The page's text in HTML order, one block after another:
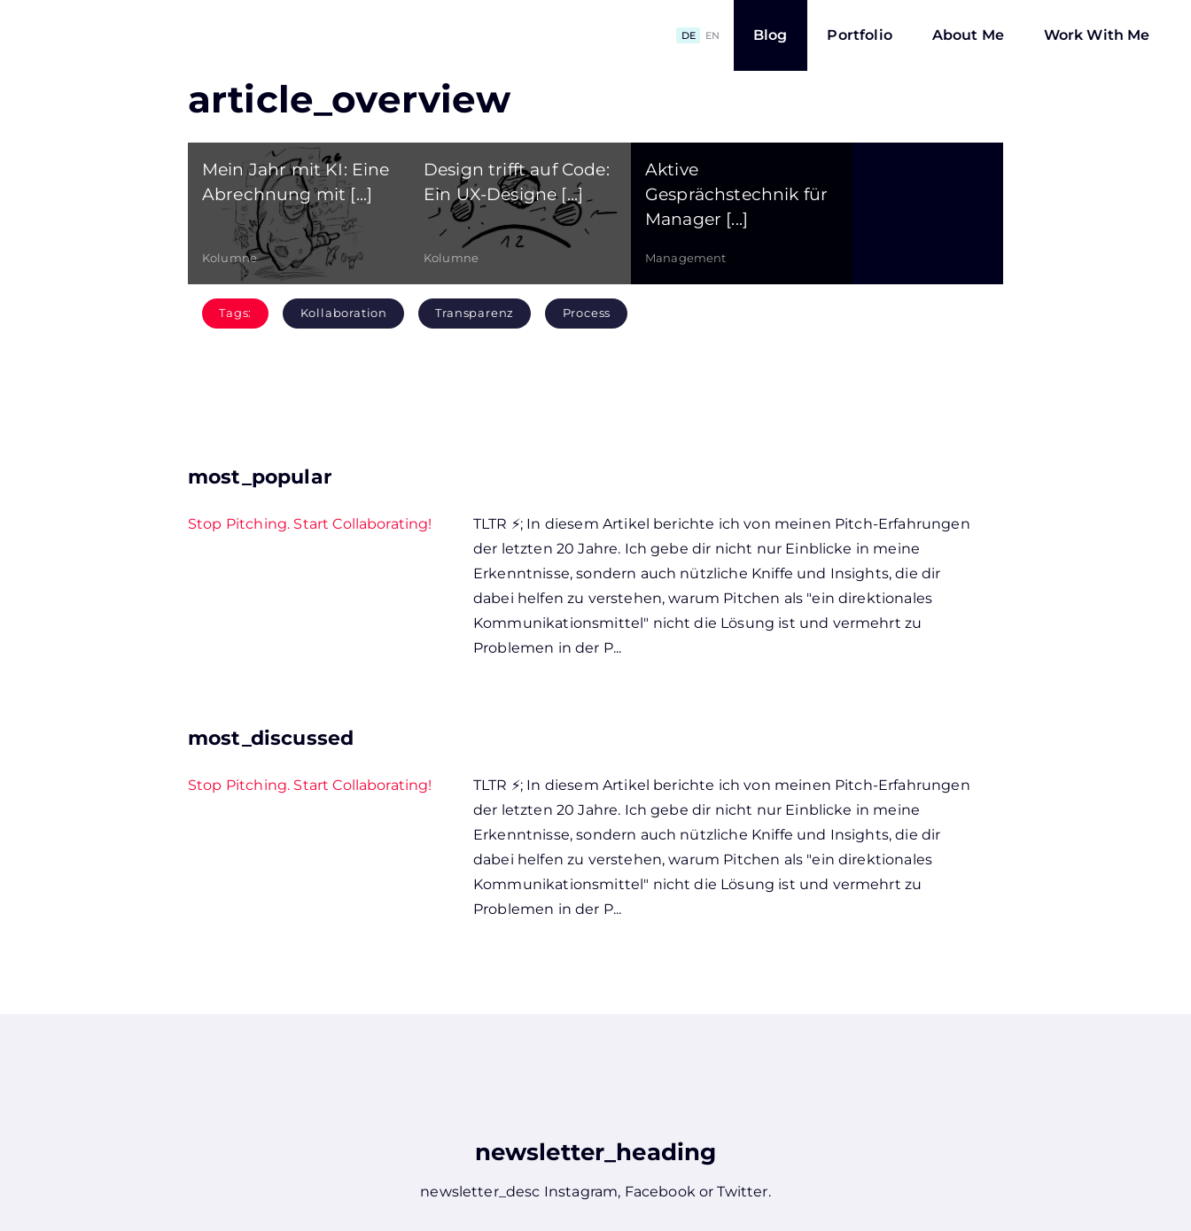
Work With Me
About Me
Portfolio
Blog
DE EN
article_overview
Mein Jahr mit KI: Eine
Abrechnung mit [...]
Kolumne
Design trifft auf Code:
Ein UX-Designe [...]
Kolumne
Aktive
Gesprächstechnik für
Manager [...]
Management
Tags: Kollaboration Transparenz Process
most_popular
Stop Pitching. Start Collaborating!
TLTR ⚡; In diesem Artikel berichte ich von meinen Pitch-Erfahrungen
der letzten 20 Jahre. Ich gebe dir nicht nur Einblicke in meine
Erkenntnisse, sondern auch nützliche Kniffe und Insights, die dir
dabei helfen zu verstehen, warum Pitchen als "ein direktionales
Kommunikationsmittel" nicht die Lösung ist und vermehrt zu
Problemen in der P...
most_discussed
Stop Pitching. Start Collaborating!
TLTR ⚡; In diesem Artikel berichte ich von meinen Pitch-Erfahrungen
der letzten 20 Jahre. Ich gebe dir nicht nur Einblicke in meine
Erkenntnisse, sondern auch nützliche Kniffe und Insights, die dir
dabei helfen zu verstehen, warum Pitchen als "ein direktionales
Kommunikationsmittel" nicht die Lösung ist und vermehrt zu
Problemen in der P...
newsletter_heading
newsletter_desc Instagram, Facebook orTwitter.